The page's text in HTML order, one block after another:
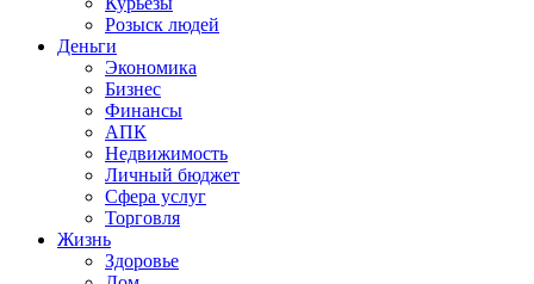
Розыск людей
Деньги
Экономика
Бизнес
Финансы
АПК
Недвижимость
Личный бюджет
Сфера услуг
Торговля
Жизнь
Здоровье